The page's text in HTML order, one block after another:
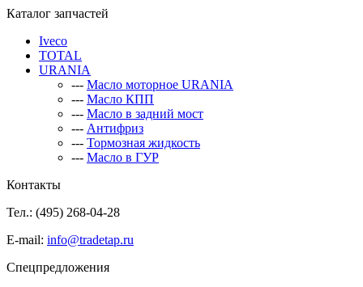
Каталог запчастей
Iveco
TOTAL
URANIA
--- Масло моторное URANIA
--- Масло КПП
--- Масло в задний мост
--- Антифриз
--- Тормозная жидкость
--- Масло в ГУР
Контакты
Тел.: (495) 268-04-28
E-mail: info@tradetap.ru
Спецпредложения